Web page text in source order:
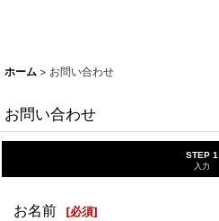
ホーム > お問い合わせ
お問い合わせ
STEP 1
入力
お名前 [必須]